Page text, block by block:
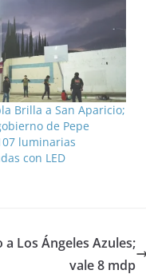
Brilla a San Aparicio;
de Pepe
luminarias
con LED
Los Ángeles Azules;
vale 8 mdp